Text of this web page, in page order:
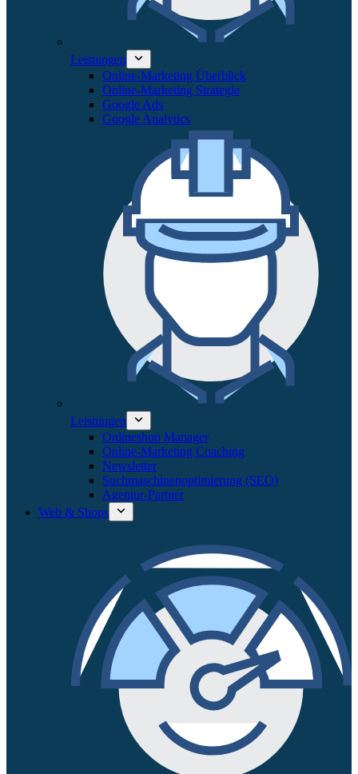
Leistungen
Online-Marketing Überblick
Online-Marketing Strategie
Google Ads
Google Analytics
Leistungen
Onlineshop Manager
Online-Marketing Coaching
Newsletter
Suchmaschinenoptimierung (SEO)
Agentur-Partner
Web & Shops